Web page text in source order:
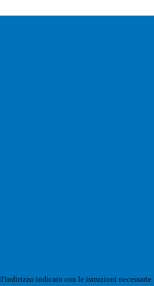
indicato con le istruzioni necessarie.